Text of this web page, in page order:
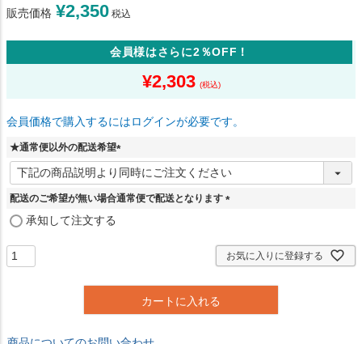
販売価格 ¥2,350 税込
会員様はさらに2％OFF！
¥2,303
会員価格で購入するにはログインが必要です。
★通常便以外の配送希望
(
必
須
配送のご希望が無い場合通常便で配送となります
須
)
承知して注文する
お気に入りに登録する
カートに入れる